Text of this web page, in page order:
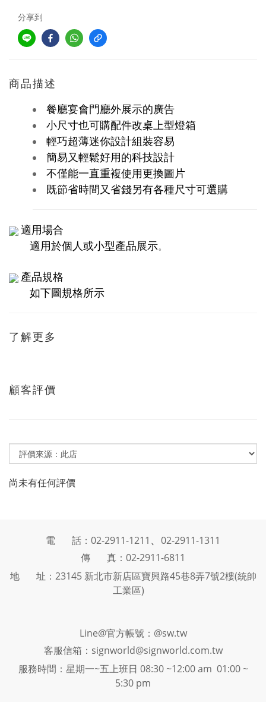
分享到
商品描述
餐廳宴會門廳外展示的廣告
小尺寸也可購配件改桌上型燈箱
輕巧超薄迷你設計組裝容易
簡易又輕鬆好用的科技設計
不僅能一直重複使用更換圖片
既節省時間又省錢另有各種尺寸可選購
適用場合
適用於個人或小型產品展示。
產品規格
如下圖規格所示
了解更多
顧客評價
尚未有任何評價
電 話：02-2911-1211 、 02-2911-1311
傳 真：02-2911-6811
地 址：23145 新北市新店區寶興路45巷8弄7號2樓(統帥
工業區)
Line@官方帳號：@sw.tw
客服信箱：signworld@signworld.com.tw
服務時間：星期一~五上班日 08:30 ~12:00 am 01:00 ~
5:30 pm